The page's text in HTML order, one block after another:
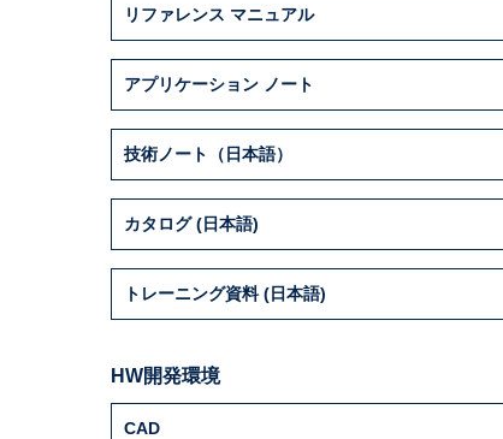
リファレンス マニュアル
アプリケーション ノート
技術ノート（日本語）
カタログ (日本語)
トレーニング資料 (日本語)
HW開発環境
CAD